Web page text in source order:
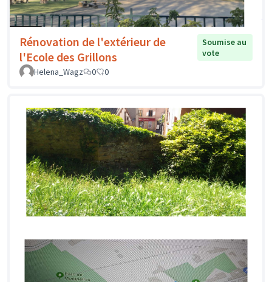
Rénovation de l'extérieur de
l'Ecole des Grillons
Soumise au
vote
Helena_Wagz
0 0